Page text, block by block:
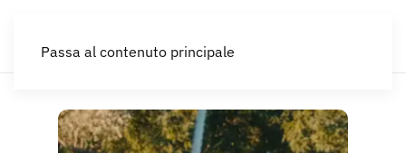
Passa al contenuto principale